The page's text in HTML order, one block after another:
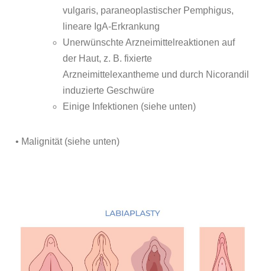
vulgaris, paraneoplastischer Pemphigus,
lineare IgA-Erkrankung
Unerwünschte Arzneimittelreaktionen auf
der Haut, z. B. fixierte
Arzneimittelexantheme und durch Nicorandil
induzierte Geschwüre
Einige Infektionen (siehe unten)
• Malignität (siehe unten)